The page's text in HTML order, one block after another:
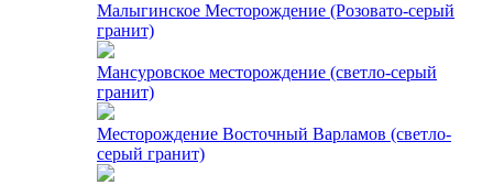
Малыгинское Месторождение (Розовато-серый
гранит)
Мансуровское месторождение (светло-серый
гранит)
Месторождение Восточный Варламов (светло-
серый гранит)